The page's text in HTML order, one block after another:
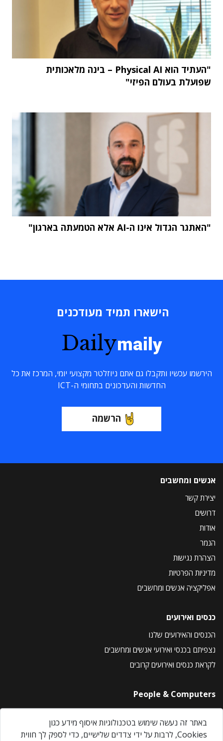
"העתיד הוא Physical AI – בינה מלאכותית
שפועלת בעולם הפיזי"
"האתגר הגדול אינו ה-AI אלא הטמעתה בארגון"
הישארו תמיד מעודכנים
Dailymaily
הירשמו עכשיו ותקבלו גם אתם ניוזלטר מקצועי יומי, המרכז את כל
החדשות והעדכונים בתחומי ה-ICT
הרשמה
אנשים ומחשבים
יצירת קשר
דרושים
אודות
הנמר
הצהרת נגישות
מדיניות הפרטיות
אפליקציה אנשים ומחשבים
כנסים ואירועים
הכנסים והאירועים שלנו
נצפיתם בכנסי ואירועי אנשים ומחשבים
לקראת כנסים ואירועים קרובים
People & Computers
About Us
Privacy Policy
באתר זה נעשה שימוש בטכנולוגיות איסוף מידע כגון
Cookies, לרבות על ידי צדדים שלישיים, כדי לספק לך חווית